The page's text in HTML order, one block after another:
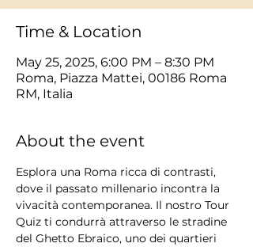
Time & Location
May 25, 2025, 6:00 PM – 8:30 PM
Roma, Piazza Mattei, 00186 Roma
RM, Italia
About the event
Esplora una Roma ricca di contrasti,
dove il passato millenario incontra la
vivacità contemporanea. Il nostro Tour
Quiz ti condurrà attraverso le stradine
del Ghetto Ebraico, uno dei quartieri